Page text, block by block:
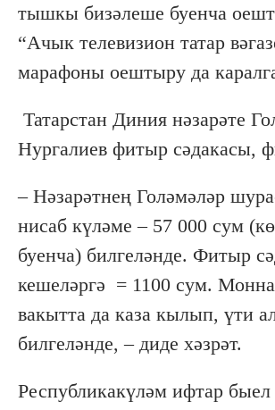
тышкы бизәлеше буенча
“Ачык телевизион татар
марафоны оештыру да
Татарстан Диния нәзарәте
Нургалиев фитыр сәдакасы,
– Нәзарәтнең Голәмәләр
нисаб күләме – 57 000 сум
буенча) билгеләнде. Фитыр
кешеләргә = 1100 сум.
вакытта да каза кылып, үти
билгеләнде, – диде хәзрәт.
Республикакүләм ифтар быел